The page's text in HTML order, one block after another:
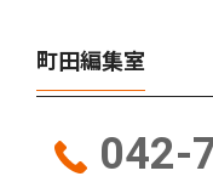
町田編集室
042-